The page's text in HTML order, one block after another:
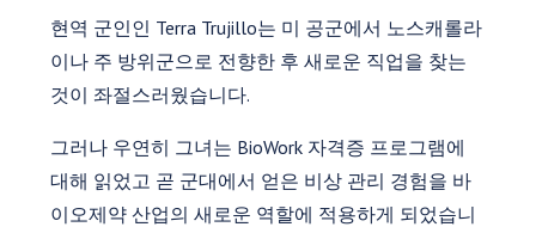
현역 군인인 Terra Trujillo는 미 공군에서 노스캐롤라
이나 주 방위군으로 전향한 후 새로운 직업을 찾는
것이 좌절스러웠습니다.
그러나 우연히 그녀는 BioWork 자격증 프로그램에
대해 읽었고 곧 군대에서 얻은 비상 관리 경험을 바
이오제약 산업의 새로운 역할에 적용하게 되었습니